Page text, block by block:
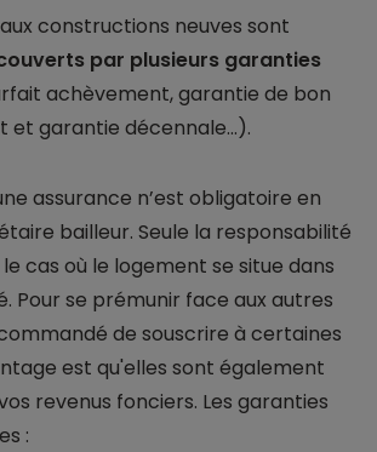
constructions neuves sont
par plusieurs garanties
achèvement, garantie de bon
et garantie décennale...).
assurance n’est obligatoire en
bailleur. Seule la responsabilité
le cas où le logement se situe dans
Pour se prémunir face aux autres
de souscrire à certaines
est qu'elles sont également
revenus fonciers. Les garanties
: